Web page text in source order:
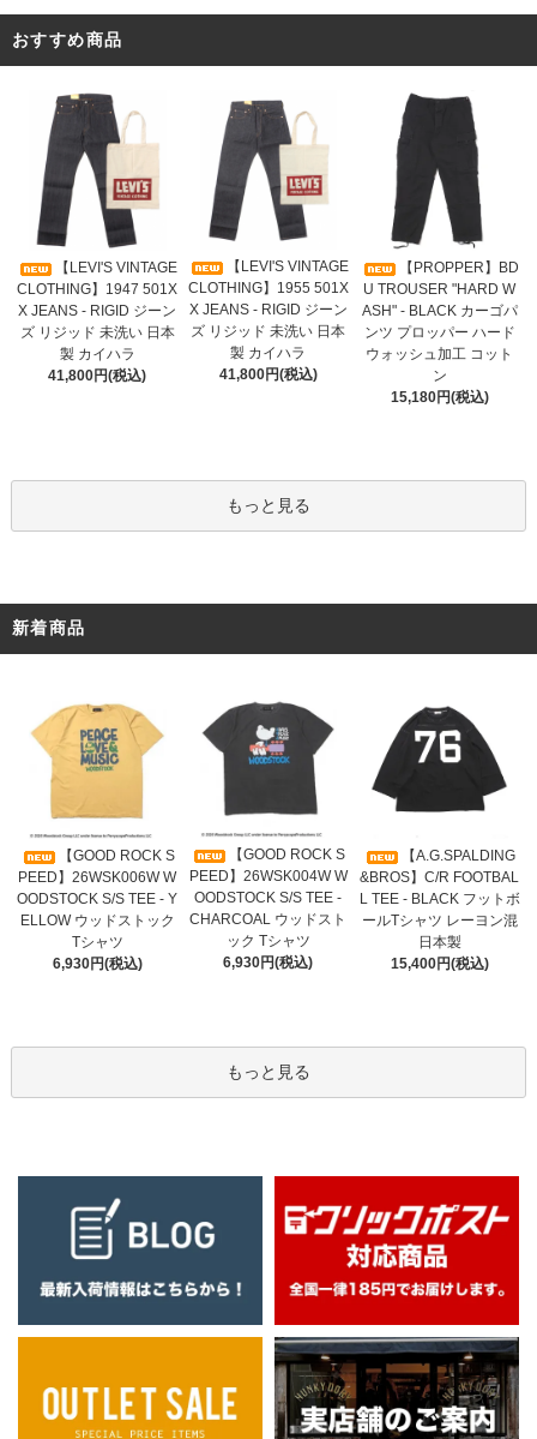
おすすめ商品
【LEVI'S VINTAGE
CLOTHING】1947 501X
X JEANS - RIGID ジーン
ズ リジッド 未洗い 日本
製 カイハラ
41,800円(税込)
【LEVI'S VINTAGE
CLOTHING】1955 501X
X JEANS - RIGID ジーン
ズ リジッド 未洗い 日本
製 カイハラ
41,800円(税込)
【PROPPER】BD
U TROUSER "HARD W
ASH" - BLACK カーゴパ
ンツ プロッパー ハード
ウォッシュ加工 コット
ン
15,180円(税込)
もっと見る
新着商品
【GOOD ROCK S
PEED】26WSK006W W
OODSTOCK S/S TEE - Y
ELLOW ウッドストック
Tシャツ
6,930円(税込)
【GOOD ROCK S
PEED】26WSK004W W
OODSTOCK S/S TEE -
CHARCOAL ウッドスト
ック Tシャツ
6,930円(税込)
【A.G.SPALDING
&BROS】C/R FOOTBAL
L TEE - BLACK フットボ
ールTシャツ レーヨン混
日本製
15,400円(税込)
もっと見る